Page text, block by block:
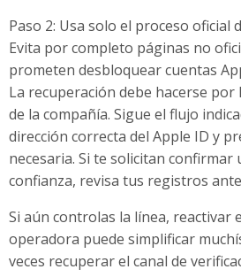
Paso 2: Usa solo el proceso oficial
Evita por completo páginas no
prometen desbloquear cuentas
La recuperación debe hacerse por
de la compañía. Sigue el flujo
dirección correcta del Apple ID y
necesaria. Si te solicitan confirmar
confianza, revisa tus registros
Si aún controlas la línea, reactivar
operadora puede simplificar
veces recuperar el canal de